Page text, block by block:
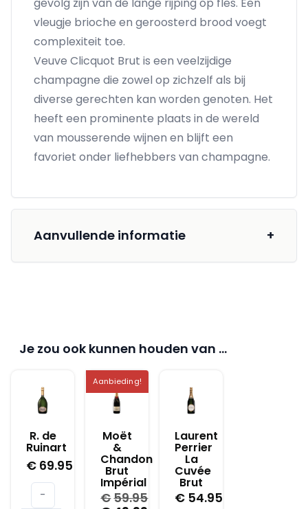
gevolg zijn van de lange rijping op fles. Een
vleugje brioche en geroosterd brood voegt
complexiteit toe.
Veuve Clicquot Brut is een veelzijdige
champagne die zowel op zichzelf als bij
diverse gerechten kan worden genoten. Het
heeft een prominente plaats in de wereld
van mousserende wijnen en blijft een
favoriet onder liefhebbers van champagne.
Aanvullende informatie +
Je zou ook kunnen houden van …
R. de
Ruinart
€ 69.95
-
Aanbieding!
Moët
&
Chandon
Brut
Impérial
€59.95
Laurent
Perrier
La
Cuvée
Brut
€ 54.95